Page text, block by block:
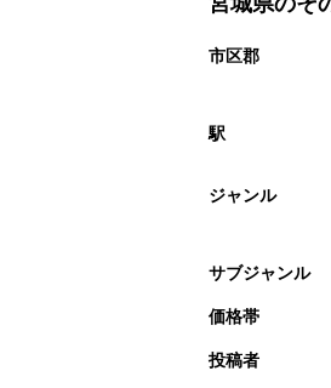
市区郡
駅
ジャンル
サブジャンル
価格帯
投稿者